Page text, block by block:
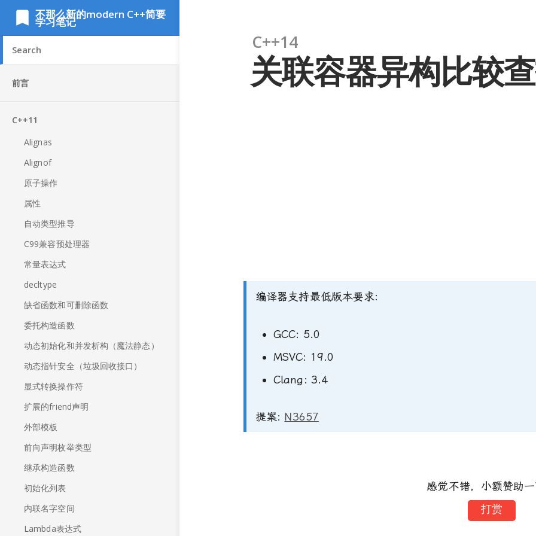
不那么新的modern C++简要
学习笔记
前言
C++11
Alignas
Alignof
原子操作
属性
自动类型推导
C99兼容预处理器
常量表达式
decltype
缺省函数和可删除函数
委托构造函数
动态初始化和并发析构（魔法静态）
动态指针安全（垃圾回收接口）
显式转换操作符
扩展的friend声明
外部模板
前向声明枚举类型
继承构造函数
初始化列表
内联名字空间
Lambda表达式
C++14
关联容器异构比较
编译器支持最低版本要求:
GCC: 5.0
MSVC: 19.0
Clang: 3.4
提案: N3657
感觉不错，小额赞助
打赏